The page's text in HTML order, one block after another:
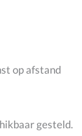
op afstand
gesteld.